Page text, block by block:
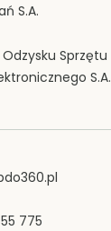
S.A.
Sprzętu
S.A.
775